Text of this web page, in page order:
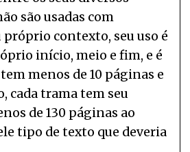
são usadas com
contexto, seu uso é
início, meio e fim, e é
menos de 10 páginas e
cada trama tem seu
de 130 páginas ao
tipo de texto que deveria